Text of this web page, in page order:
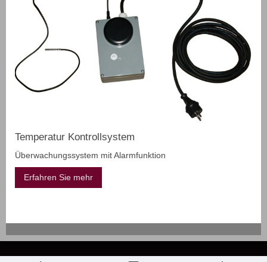
Temperatur Kontrollsystem
Überwachungssystem mit Alarmfunktion
Erfahren Sie mehr